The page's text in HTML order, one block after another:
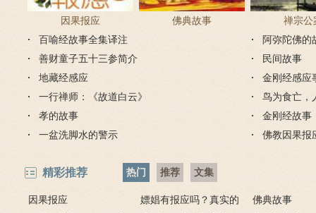
因果报应 佛典故事
禅宗公
百喻经故事全集译注
阿弥陀佛的
善财童子五十三参简介
民间故事
地藏经感应
金刚经感应
一行禅师：《故道白云》
鸟为食亡，
孝的故事
金刚经故事
一盆洗脚水的警示
佛教因果报
精彩推荐 热门 推荐 文集
因果报应
嫖娼有报应吗？真实的
佛典故事